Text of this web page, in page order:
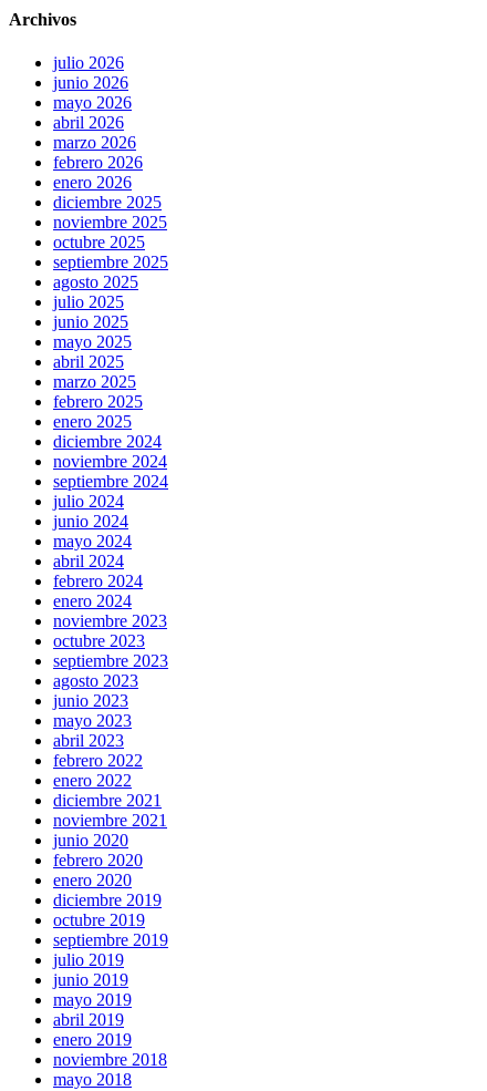
Archivos
julio 2026
junio 2026
mayo 2026
abril 2026
marzo 2026
febrero 2026
enero 2026
diciembre 2025
noviembre 2025
octubre 2025
septiembre 2025
agosto 2025
julio 2025
junio 2025
mayo 2025
abril 2025
marzo 2025
febrero 2025
enero 2025
diciembre 2024
noviembre 2024
septiembre 2024
julio 2024
junio 2024
mayo 2024
abril 2024
febrero 2024
enero 2024
noviembre 2023
octubre 2023
septiembre 2023
agosto 2023
junio 2023
mayo 2023
abril 2023
febrero 2022
enero 2022
diciembre 2021
noviembre 2021
junio 2020
febrero 2020
enero 2020
diciembre 2019
octubre 2019
septiembre 2019
julio 2019
junio 2019
mayo 2019
abril 2019
enero 2019
noviembre 2018
mayo 2018